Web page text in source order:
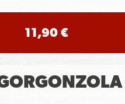
11,90 €